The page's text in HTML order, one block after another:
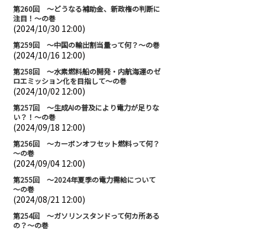
第260回 ～どうなる補助金、新政権の判断に
注目！～の巻
(2024/10/30 12:00)
第259回 ～中国の輸出割当量って何？～の巻
(2024/10/16 12:00)
第258回 ～水素燃料船の開発・内航海運のゼ
ロエミッション化を目指して～の巻
(2024/10/02 12:00)
第257回 ～生成AIの普及により電力が足りな
い？！～の巻
(2024/09/18 12:00)
第256回 ～カーボンオフセット燃料って何？
～の巻
(2024/09/04 12:00)
第255回 ～2024年夏季の電力需給について
～の巻
(2024/08/21 12:00)
第254回 ～ガソリンスタンドって何カ所ある
の？～の巻